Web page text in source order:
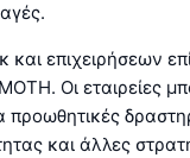
και επιχειρήσεων
Οι εταιρείες
προωθητικές
και άλλες